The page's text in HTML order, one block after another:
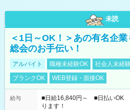
未読
＜1日～OK！＞あの有名企
総会のお手伝い！
アルバイト 職種未経験OK 社会人未経
ブランクOK
WEB登録・面接OK
給与
■日給16,840円～ ■日払いOK
ります！